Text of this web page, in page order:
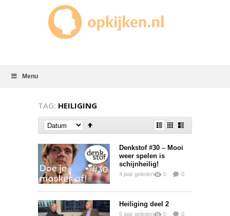
Menu
TAG: HEILIGING
Denkstof #30 – Mooi
weer spelen is
schijnheilig!
4 jaar geleden 0
0
Heiliging deel 2
5 jaar geleden 0
0